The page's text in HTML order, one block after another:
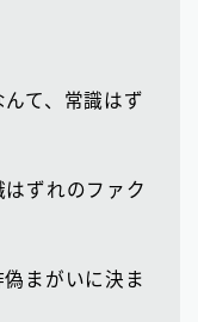
て、常識はず
ずれのファク
まがいに決ま